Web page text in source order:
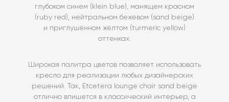
глубоком синем (klein blue), манящем красном
(ruby red), нейтральном бежевом (sand beige)
и приглушённом жёлтом (turmeric yellow)
оттенках.
Широкая палитра цветов позволяет использовать
кресло для реализации любых дизайнерских
решений. Так, Etcetera lounge chair sand beige
отлично впишется в классический интерьер, а